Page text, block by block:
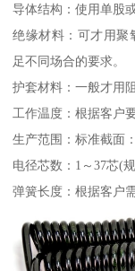
导体结构：使用单股
绝缘材料：可才用聚
足不同场合的要求。
护套材料：一般才用
工作温度：根据客户
生产范围：标准截面
电径芯数：1～37芯(
弹簧长度：根据客户需